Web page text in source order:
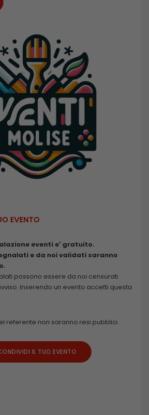
EVENTO
eventi e' gratuito.
e da noi validati saranno
possono essere da noi censurati
Inserendo un evento accetti questa
referente non saranno resi pubblici.
IL TUO EVENTO